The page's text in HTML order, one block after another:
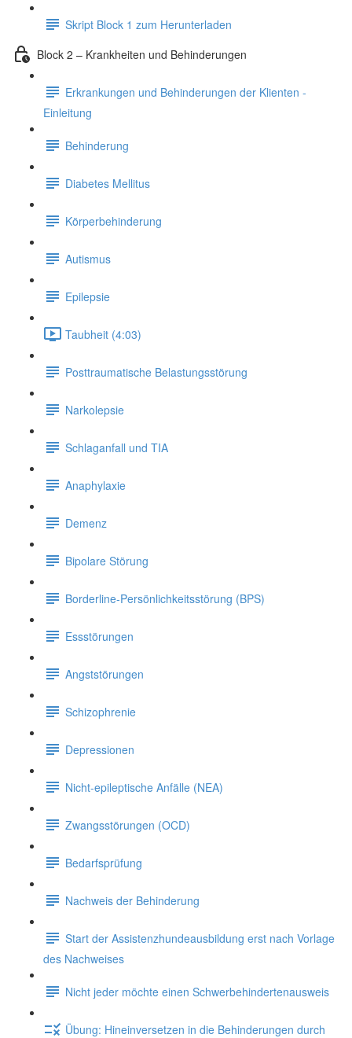
Skript Block 1 zum Herunterladen
Block 2 – Krankheiten und Behinderungen
Erkrankungen und Behinderungen der Klienten -
Einleitung
Behinderung
Diabetes Mellitus
Körperbehinderung
Autismus
Epilepsie
Taubheit (4:03)
Posttraumatische Belastungsstörung
Narkolepsie
Schlaganfall und TIA
Anaphylaxie
Demenz
Bipolare Störung
Borderline-Persönlichkeitsstörung (BPS)
Essstörungen
Angststörungen
Schizophrenie
Depressionen
Nicht-epileptische Anfälle (NEA)
Zwangsstörungen (OCD)
Bedarfsprüfung
Nachweis der Behinderung
Start der Assistenzhundeausbildung erst nach Vorlage
des Nachweises
Nicht jeder möchte einen Schwerbehindertenausweis
Übung: Hineinversetzen in die Behinderungen durch